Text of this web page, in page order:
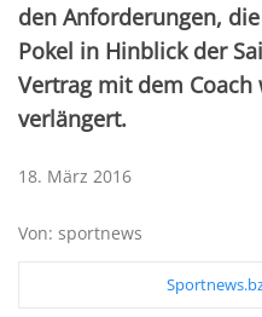
den Anforderungen,
Pokel in Hinblick der
Vertrag mit dem
verlängert.
18. März 2016
Von: sportnews